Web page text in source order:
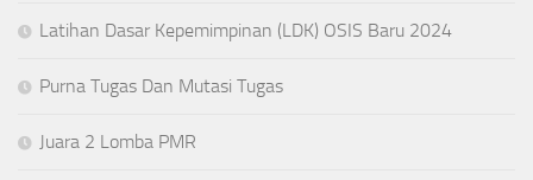
Latihan Dasar Kepemimpinan (LDK) OSIS Baru 2024
Purna Tugas Dan Mutasi Tugas
Juara 2 Lomba PMR